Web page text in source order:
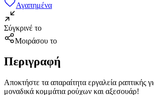
Αγαπημένα
Σύγκρινέ το
Μοιράσου το
Περιγραφή
Αποκτήστε τα απαραίτητα εργαλεία ραπτικής
μοναδικά κομμάτια ρούχων και αξεσουάρ!